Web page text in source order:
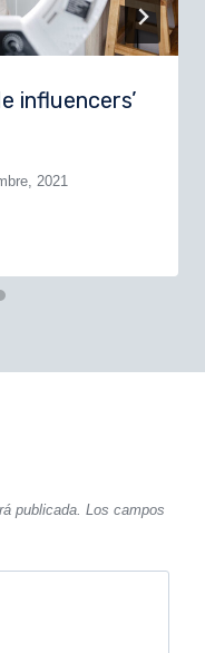
influencers’
2021
publicada. Los campos